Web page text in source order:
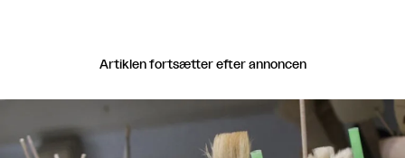
Artiklen fortsætter efter annoncen